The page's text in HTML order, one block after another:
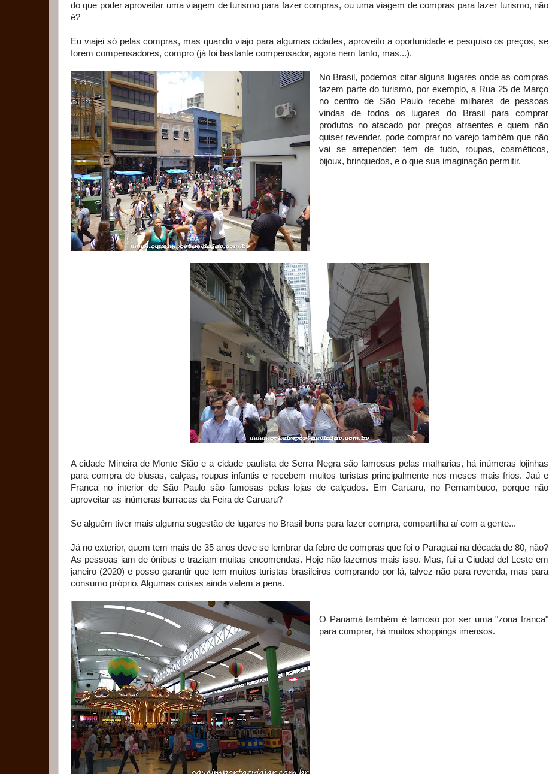
do que poder aproveitar uma viagem de turismo para fazer compras, ou uma viagem de compras para fazer turismo, não
é?
Eu viajei só pelas compras, mas quando viajo para algumas cidades, aproveito a oportunidade e pesquiso os preços, se
forem compensadores, compro (já foi bastante compensador, agora nem tanto, mas...).
No Brasil, podemos citar alguns lugares onde as compras
fazem parte do turismo, por exemplo, a Rua 25 de Março
no centro de São Paulo recebe milhares de pessoas
vindas de todos os lugares do Brasil para comprar
produtos no atacado por preços atraentes e quem não
quiser revender, pode comprar no varejo também que não
vai se arrepender; tem de tudo, roupas, cosméticos,
bijoux, brinquedos, e o que sua imaginação permitir.
A cidade Mineira de Monte Sião e a cidade paulista de Serra Negra são famosas pelas malharias, há inúmeras lojinhas
para compra de blusas, calças, roupas infantis e recebem muitos turistas principalmente nos meses mais frios. Jaú e
Franca no interior de São Paulo são famosas pelas lojas de calçados. Em Caruaru, no Pernambuco, porque não
aproveitar as inúmeras barracas da Feira de Caruaru?
Se alguém tiver mais alguma sugestão de lugares no Brasil bons para fazer compra, compartilha aí com a gente...
Já no exterior, quem tem mais de 35 anos deve se lembrar da febre de compras que foi o Paraguai na década de 80, não?
As pessoas iam de ônibus e traziam muitas encomendas. Hoje não fazemos mais isso. Mas, fui a Ciudad del Leste em
janeiro (2020) e posso garantir que tem muitos turistas brasileiros comprando por lá, talvez não para revenda, mas para
consumo próprio. Algumas coisas ainda valem a pena.
O Panamá também é famoso por ser uma "zona franca"
para comprar, há muitos shoppings imensos.